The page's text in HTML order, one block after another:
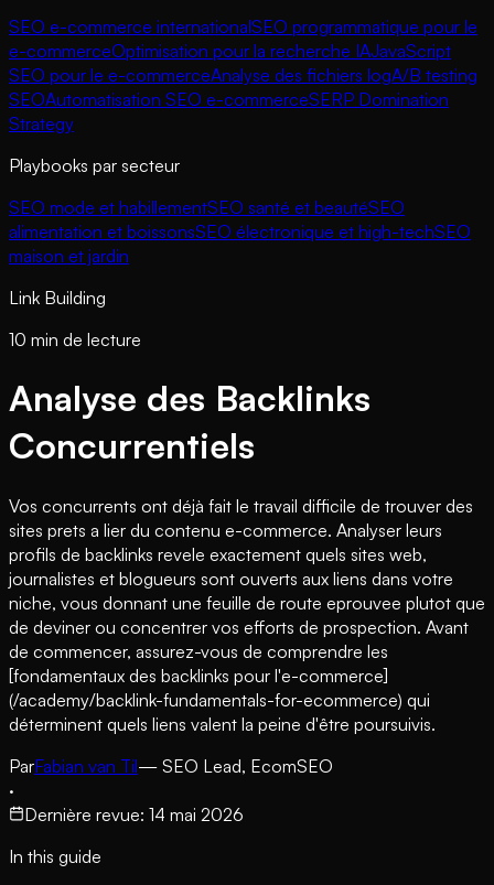
SEO e-commerce internationalSEO programmatique pour le
e-commerceOptimisation pour la recherche IAJavaScript
SEO pour le e-commerceAnalyse des fichiers logA/B testing
SEOAutomatisation SEO e-commerceSERP Domination
Strategy
Playbooks par secteur
SEO mode et habillementSEO santé et beautéSEO
alimentation et boissonsSEO électronique et high-techSEO
maison et jardin
Link Building
10 min de lecture
Analyse des Backlinks
Concurrentiels
Vos concurrents ont déjà fait le travail difficile de trouver des
sites prets a lier du contenu e-commerce. Analyser leurs
profils de backlinks revele exactement quels sites web,
journalistes et blogueurs sont ouverts aux liens dans votre
niche, vous donnant une feuille de route eprouvee plutot que
de deviner ou concentrer vos efforts de prospection. Avant
de commencer, assurez-vous de comprendre les
[fondamentaux des backlinks pour l'e-commerce]
(/academy/backlink-fundamentals-for-ecommerce) qui
déterminent quels liens valent la peine d'être poursuivis.
ParFabian van Til— SEO Lead, EcomSEO
·
Dernière revue: 14 mai 2026
In this guide